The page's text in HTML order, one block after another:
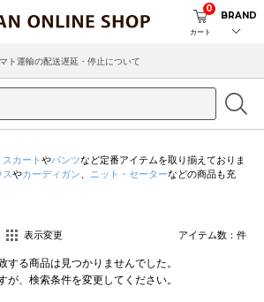
カート
0
BRAND
ト運輸の配送遅延・停止について
スカート やパンツなど定番アイテムを取り揃えておりま
やカーディガン ニット・セーターなどの商品も充
表示変更 アイテム数： 件
する商品は見つかりませんでした。
が、検索条件を変更してください。